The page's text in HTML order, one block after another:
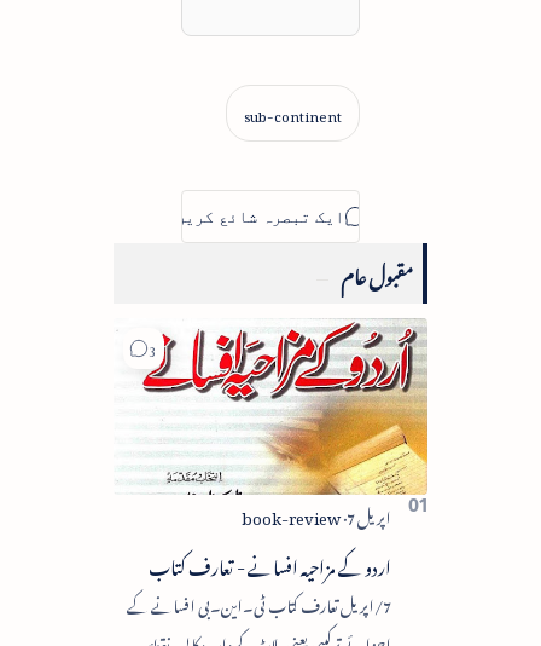
مقبول عام
اردو کے مزاحیہ افسانے - تعارف کتاب
7/اپریل تعارف کتاب ٹی۔این۔بی افسانے کے